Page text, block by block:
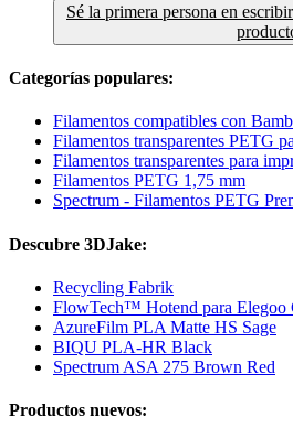
Sé la primera persona en
Categorías populares:
Filamentos compatibles con
Filamentos transparentes PETG
Filamentos transparentes para
Filamentos PETG 1,75 mm
Spectrum - Filamentos PETG
Descubre 3DJake:
Recycling Fabrik
FlowTech™ Hotend para Elegoo
AzureFilm PLA Matte HS Sage
BIQU PLA-HR Black
Spectrum ASA 275 Brown Red
Productos nuevos: